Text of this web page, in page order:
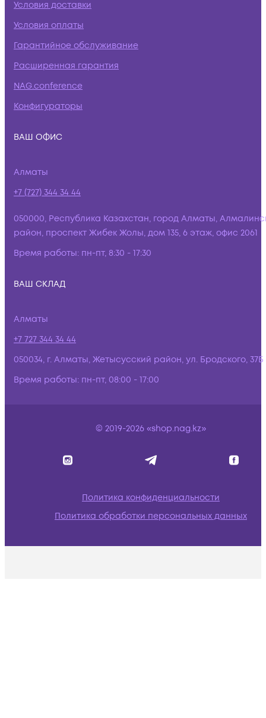
Условия доставки
Условия оплаты
Гарантийное обслуживание
Расширенная гарантия
NAG.conference
Конфигураторы
ВАШ ОФИС
Алматы
+7 (727) 344 34 44
050000, Республика Казахстан, город Алматы,
район, проспект Жибек Жолы, дом 135, 6 этаж, офис 2061
Время работы: пн-пт, 8:30 - 17:30
ВАШ СКЛАД
Алматы
+7 727 344 34 44
050034, г. Алматы, Жетысусский район, ул. Бродского, 37Б
Время работы: пн-пт, 08:00 - 17:00
© 2019-2026 «shop.nag.kz»
Политика конфиденциальности
Политика обработки персональных данных